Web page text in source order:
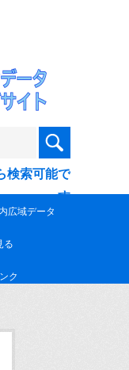
検索可能で
す
広域データ
る
ク